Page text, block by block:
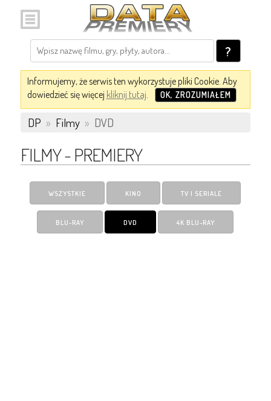
?
Informujemy, że serwis ten wykorzystuje pliki Cookie. Aby
dowiedzieć się więcej kliknij tutaj. OK, ZROZUMIAŁEM
DP » Filmy » DVD
FILMY - PREMIERY
WSZYSTKIE KINO TV I SERIALE
BLU-RAY DVD 4K BLU-RAY